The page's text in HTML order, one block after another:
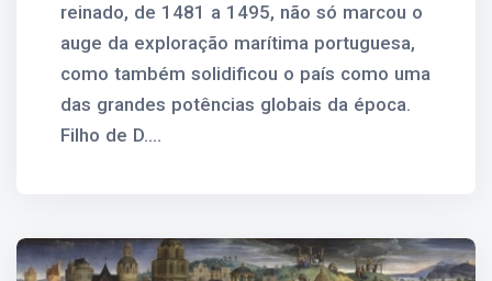
reinado, de 1481 a 1495, não só marcou o
auge da exploração marítima portuguesa,
como também solidificou o país como uma
das grandes potências globais da época.
Filho de D....